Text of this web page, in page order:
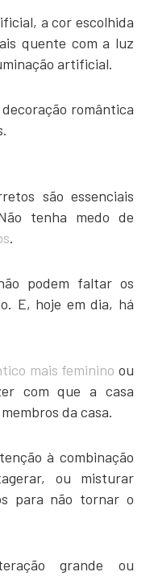
a cor escolhida
quente com a luz
artificial.
romântica
são essenciais
tenha medo de
.
podem faltar os
E, hoje em dia, há
mais feminino ou
com que a casa
da casa.
à combinação
ou misturar
para não tornar o
grande ou